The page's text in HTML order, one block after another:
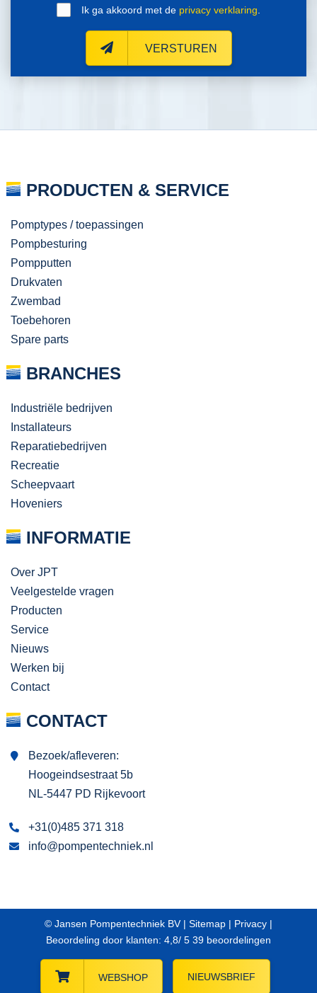
Ik ga akkoord met de privacy verklaring
VERSTUREN
PRODUCTEN & SERVICE
Pomptypes / toepassingen
Pompbesturing
Pompputten
Drukvaten
Zwembad
Toebehoren
Spare parts
BRANCHES
Industriële bedrijven
Installateurs
Reparatiebedrijven
Recreatie
Scheepvaart
Hoveniers
INFORMATIE
Over JPT
Veelgestelde vragen
Producten
Service
Nieuws
Werken bij
Contact
CONTACT
Bezoek/afleveren:
Hoogeindsestraat 5b
NL-5447 PD Rijkevoort
+31(0)485 371 318
info@pompentechniek.nl
© Jansen Pompentechniek BV | Sitemap | Privacy |
Beoordeling door klanten: 4,8/ 5 39 beoordelingen
WEBSHOP NIEUWSBRIEF